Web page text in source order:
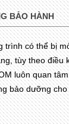
BẢO HÀNH
trình có thể bị
tùy theo điều
luôn quan
bảo dưỡng